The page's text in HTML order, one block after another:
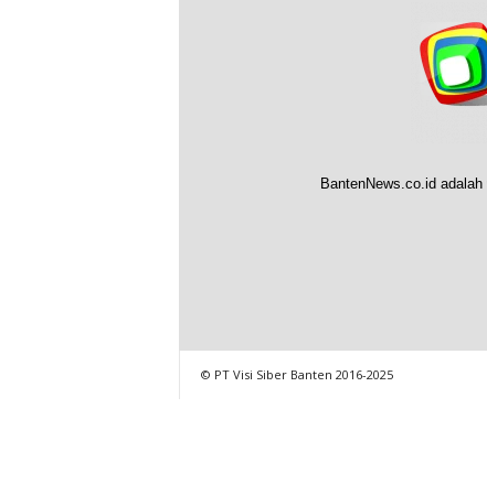
BantenNews.co.id
© PT Visi Siber Banten 2016-2025